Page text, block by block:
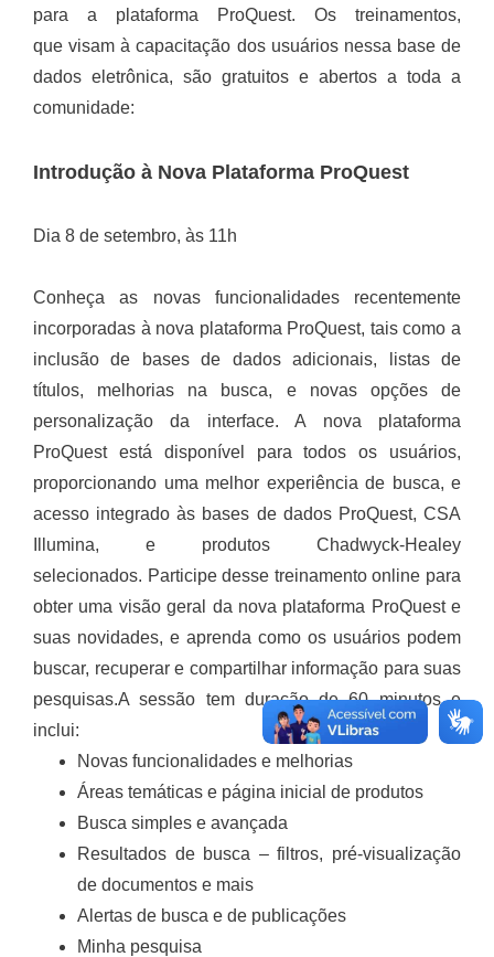
para a plataforma ProQuest. Os treinamentos,
que visam à capacitação dos usuários nessa base de
dados eletrônica, são gratuitos e abertos a toda a
comunidade:
Introdução à Nova Plataforma ProQuest
Dia 8 de setembro, às 11h
Conheça as novas funcionalidades recentemente
incorporadas à nova plataforma ProQuest, tais como a
inclusão de bases de dados adicionais, listas de
títulos, melhorias na busca, e novas opções de
personalização da interface. A nova plataforma
ProQuest está disponível para todos os usuários,
proporcionando uma melhor experiência de busca, e
acesso integrado às bases de dados ProQuest, CSA
Illumina, e produtos Chadwyck-Healey
selecionados. Participe desse treinamento online para
obter uma visão geral da nova plataforma ProQuest e
suas novidades, e aprenda como os usuários podem
buscar, recuperar e compartilhar informação para suas
pesquisas.A sessão tem duração de 60 minutos e
inclui:
Novas funcionalidades e melhorias
Áreas temáticas e página inicial de produtos
Busca simples e avançada
Resultados de busca – filtros, pré-visualização
de documentos e mais
Alertas de busca e de publicações
Minha pesquisa